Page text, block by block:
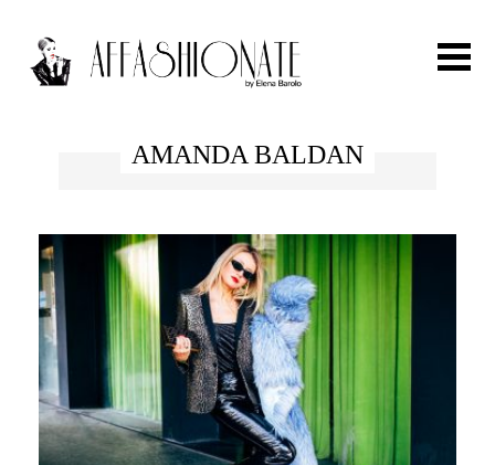
FASHION
OUTFIT
BEAUTY
TRAVEL
AMANDA BALDAN